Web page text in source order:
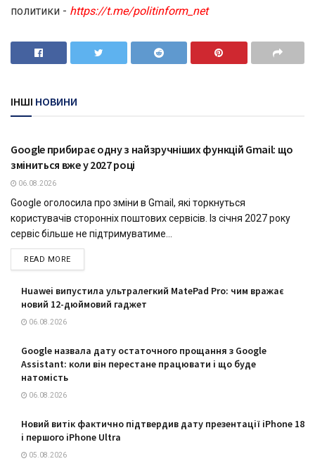
политики - https://t.me/politinform_net
ІНШІ НОВИНИ
ТЕХНОЛОГІЇ
Google прибирає одну з найзручніших функцій Gmail: що
зміниться вже у 2027 році
06.08.2026
Google оголосила про зміни в Gmail, які торкнуться
користувачів сторонніх поштових сервісів. Із січня 2027 року
сервіс більше не підтримуватиме...
READ MORE
Huawei випустила ультралегкий MatePad Pro: чим вражає
новий 12-дюймовий гаджет
06.08.2026
Google назвала дату остаточного прощання з Google
Assistant: коли він перестане працювати і що буде
натомість
06.08.2026
Новий витік фактично підтвердив дату презентації iPhone 18
і першого iPhone Ultra
05.08.2026